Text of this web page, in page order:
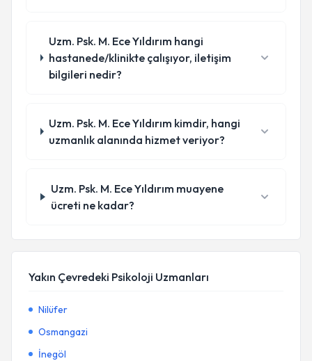
Uzm. Psk. M. Ece Yıldırım hangi
hastanede/klinikte çalışıyor, iletişim
bilgileri nedir?
Uzm. Psk. M. Ece Yıldırım kimdir, hangi
uzmanlık alanında hizmet veriyor?
Uzm. Psk. M. Ece Yıldırım muayene
ücreti ne kadar?
Yakın Çevredeki Psikoloji Uzmanları
Nilüfer
Osmangazi
İnegöl